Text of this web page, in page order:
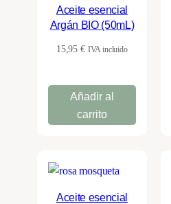
Aceite esencial
Argán BIO (50mL)
15,95€ IVA incluido
Añadir al
carrito
Aceite esencial